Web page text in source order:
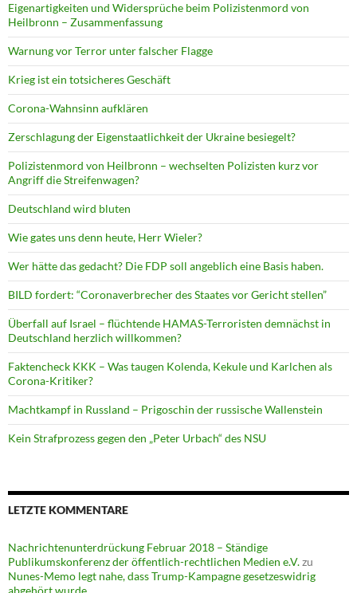
Eigenartigkeiten und Widersprüche beim Polizistenmord von
Heilbronn – Zusammenfassung
Warnung vor Terror unter falscher Flagge
Krieg ist ein totsicheres Geschäft
Corona-Wahnsinn aufklären
Zerschlagung der Eigenstaatlichkeit der Ukraine besiegelt?
Polizistenmord von Heilbronn – wechselten Polizisten kurz vor
Angriff die Streifenwagen?
Deutschland wird bluten
Wie gates uns denn heute, Herr Wieler?
Wer hätte das gedacht? Die FDP soll angeblich eine Basis haben.
BILD fordert: “Coronaverbrecher des Staates vor Gericht stellen”
Überfall auf Israel – flüchtende HAMAS-Terroristen demnächst in
Deutschland herzlich willkommen?
Faktencheck KKK – Was taugen Kolenda, Kekule und Karlchen als
Corona-Kritiker?
Machtkampf in Russland – Prigoschin der russische Wallenstein
Kein Strafprozess gegen den „Peter Urbach“ des NSU
LETZTE KOMMENTARE
Nachrichtenunterdrückung Februar 2018 – Ständige
Publikumskonferenz der öffentlich-rechtlichen Medien e.V.zu
Nunes-Memo legt nahe, dass Trump-Kampagne gesetzeswidrig